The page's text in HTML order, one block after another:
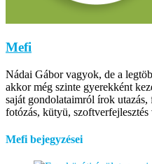
Mefi
Nádai Gábor vagyok, de a
akkor még szinte gyerekként
saját gondolataimról írok
fotózás, kütyü,
Mefi bejegyzései